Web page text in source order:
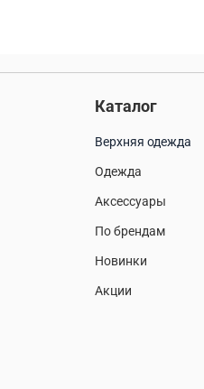
Каталог
Верхняя одежда
Одежда
Аксессуары
По брендам
Новинки
Акции